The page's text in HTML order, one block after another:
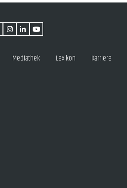
Mediathek Lexikon Karriere